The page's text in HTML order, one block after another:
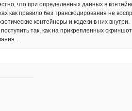
что при определенных данных в
как правило без транскодирования не
контейнеры и кодеки в них внутри.
так, как на прикрепленных